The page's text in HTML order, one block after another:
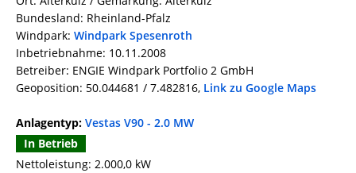
Bundesland: Rheinland-Pfalz
Windpark: Windpark Spesenroth
Inbetriebnahme: 10.11.2008
Betreiber: ENGIE Windpark Portfolio 2 GmbH
Geoposition: 50.044681 / 7.482816, Link zu Google Maps
Anlagentyp: Vestas V90 - 2.0 MW
In Betrieb
Nettoleistung: 2.000,0 kW